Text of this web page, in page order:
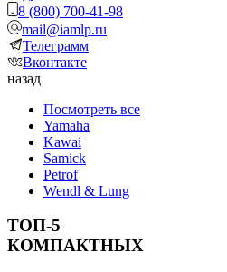
8 (800) 700-41-98
mail@iamlp.ru
Телеграмм
Вконтакте
назад
Посмотреть все
Yamaha
Kawai
Samick
Petrof
Wendl & Lung
ТОП-5
КОМПАКТНЫХ